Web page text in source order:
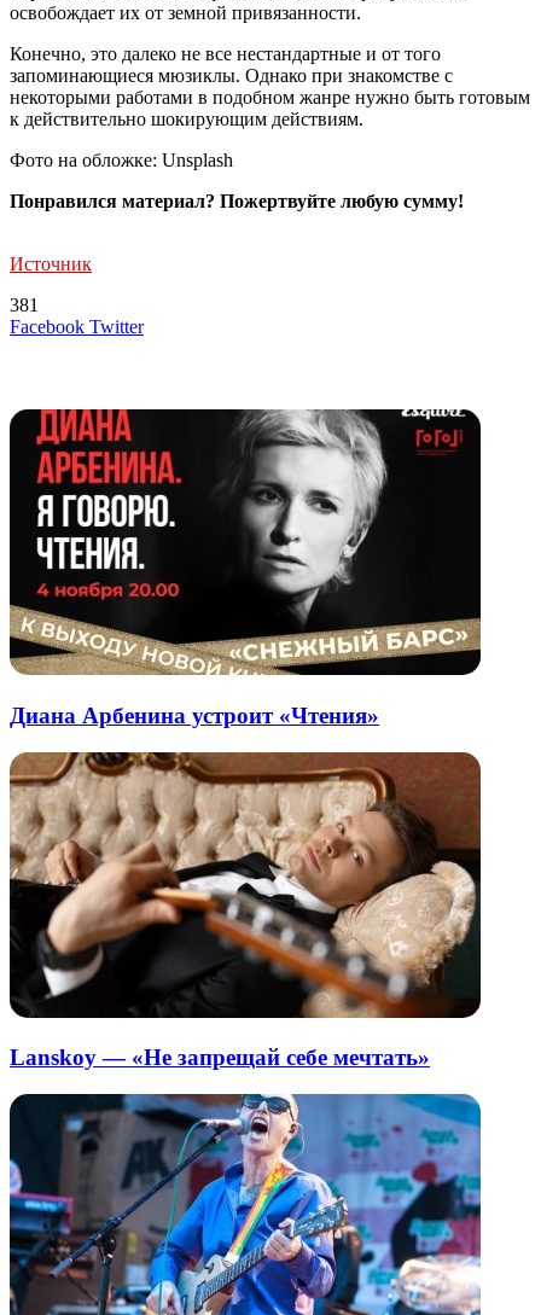
освобождает их от земной привязанности.
Конечно, это далеко не все нестандартные и от того
запоминающиеся мюзиклы. Однако при знакомстве с
некоторыми работами в подобном жанре нужно быть готовым
к действительно шокирующим действиям.
Фото на обложке: Unsplash
Понравился материал? Пожертвуйте любую сумму!
Источник
381
Facebook TwitterLinkedIn
Tumblr
Reddit
Вконтакте
Одноклассники
Skype
Messenger
Messenger
WhatsApp
Telegram
Viber
Line
Поделиться
Печатать
Диана Арбенина устроит «Чтения»
Lanskoy — «Не запрещай себе мечтать»